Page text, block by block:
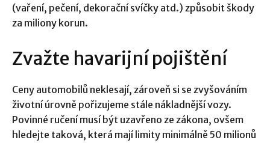
(vaření, pečení, dekorační svíčky atd.) způsobit škody
za miliony korun.
Zvažte havarijní pojištění
Ceny automobilů neklesají, zároveň si se zvyšováním
životní úrovně pořizujeme stále nákladnější vozy.
Povinné ručení musí být uzavřeno ze zákona, ovšem
hledejte taková, která mají limity minimálně 50 milionů